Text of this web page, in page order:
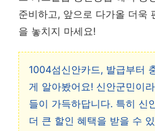
준비하고, 앞으로 다가올 더욱
을 놓치지 마세요!
1004섬신안카드, 발급부터
게 알아봤어요! 신안군민이
들이 가득하답니다. 특히 신
더 큰 할인 혜택을 받을 수